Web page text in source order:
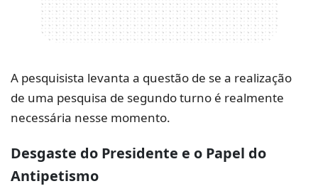
A pesquisista levanta a questão de se a realização
de uma pesquisa de segundo turno é realmente
necessária nesse momento.
Desgaste do Presidente e o Papel do
Antipetismo